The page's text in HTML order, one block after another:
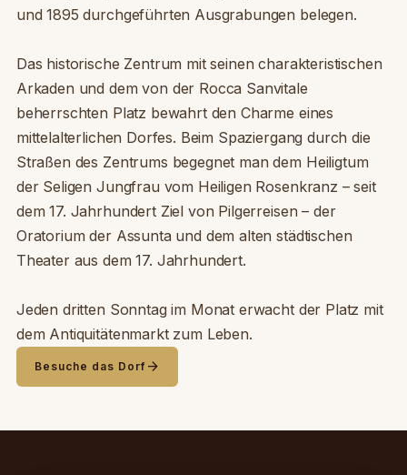
und 1895 durchgeführten Ausgrabungen belegen.
Das historische Zentrum mit seinen charakteristischen
Arkaden und dem von der Rocca Sanvitale
beherrschten Platz bewahrt den Charme eines
mittelalterlichen Dorfes. Beim Spaziergang durch die
Straßen des Zentrums begegnet man dem Heiligtum
der Seligen Jungfrau vom Heiligen Rosenkranz – seit
dem 17. Jahrhundert Ziel von Pilgerreisen – der
Oratorium der Assunta und dem alten städtischen
Theater aus dem 17. Jahrhundert.
Jeden dritten Sonntag im Monat erwacht der Platz mit
dem Antiquitätenmarkt zum Leben.
Besuche das Dorf arrow_forward